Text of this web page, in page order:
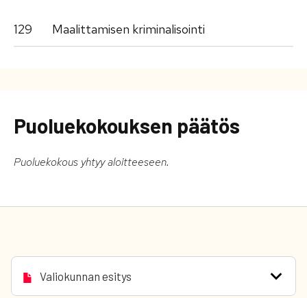
129 Maalittamisen kriminalisointi
Puoluekokouksen päätös
Puoluekokous yhtyy aloitteeseen.
Valiokunnan esitys